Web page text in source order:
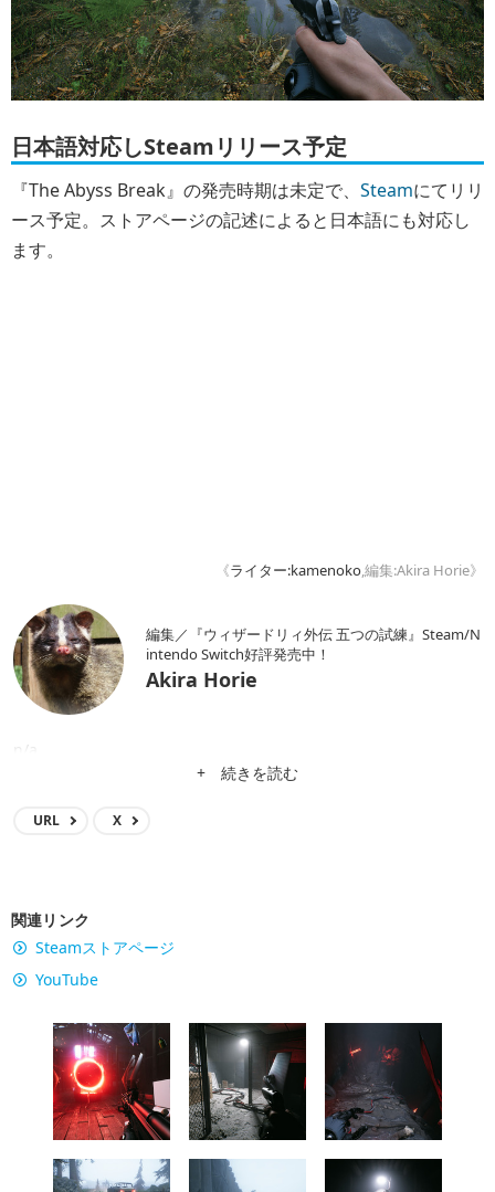
日本語対応しSteamリリース予定
『The Abyss Break』の発売時期は未定で、 Steamにてリリ
ース予定。ストアページの記述によると日本語にも対応し
ます。
《ライター:kamenoko,編集:Akira Horie》
編集／『ウィザードリィ外伝 五つの試練』Steam/N
intendo Switch好評発売中！
Akira Horie
n/a
+ 続きを読む
URL X
関連リンク
Steamストアページ
YouTube